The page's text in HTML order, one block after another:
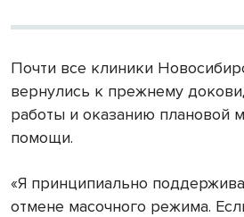
Почти все клиники
вернулись к прежнему
работы и оказанию плановой
помощи.
«Я принципиально
отмене масочного режима.